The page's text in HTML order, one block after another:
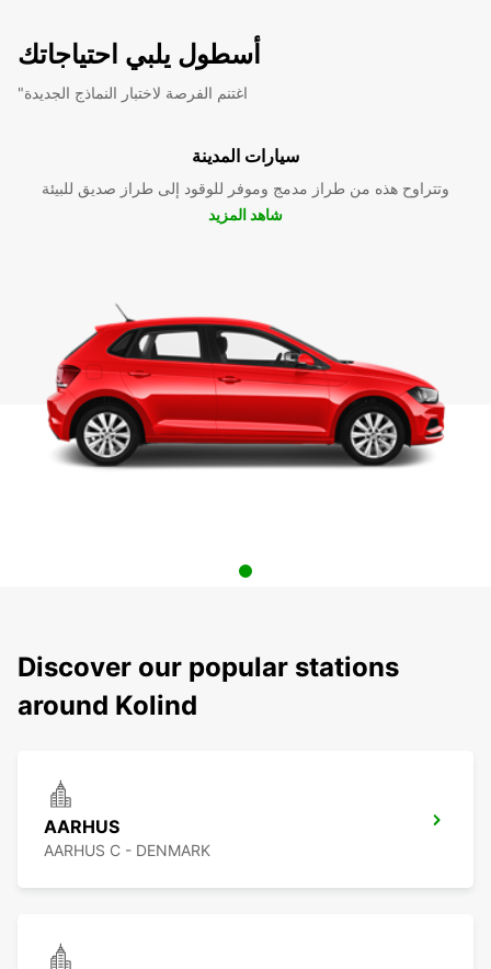
أسطول يلبي احتياجاتك
"اغتنم الفرصة لاختبار النماذج الجديدة
سيارات المدينة
وتتراوح هذه من طراز مدمج وموفر للوقود إلى طراز صديق للبيئة
شاهد المزيد
Discover our popular stations
around Kolind
AARHUS
AARHUS C - DENMARK